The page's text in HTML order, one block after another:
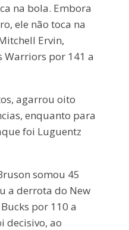
na bola. Embora
ele não toca na
Ervin,
por 141 a
agarrou oito
enquanto para
foi Luguentz
somou 45
a derrota do New
por 110 a
decisivo, ao